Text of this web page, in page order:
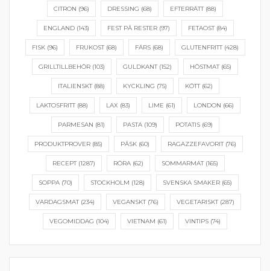
CITRON (96) DRESSING (68) EFTERRÄTT(88)
ENGLAND(143) FEST PÅ RESTER(97) FETAOST(84)
FISK(96) FRUKOST(68) FÄRS(68) GLUTENFRITT(428)
GRILLTILLBEHÖR (103) GULDKANT(152) HÖSTMAT(65)
ITALIENSKT(88) KYCKLING (75) KÖTT(62)
LAKTOSFRITT(88) LAX (83) LIME (61) LONDON (66)
PARMESAN (81) PASTA(109) POTATIS(69)
PRODUKTPROVER(85) PÅSK(60) RAGAZZEFAVORIT(76)
RECEPT(1287) RÖRA(62) SOMMARMAT(165)
SOPPA(70) STOCKHOLM (128) SVENSKA SMAKER(65)
VARDAGSMAT(234) VEGANSKT(76) VEGETARISKT(287)
VEGOMIDDAG (104) VIETNAM (61) VINTIPS (74)